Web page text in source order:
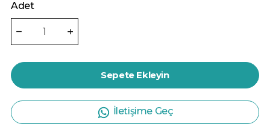
Adet
Sepete Ekleyin
İletişime Geç